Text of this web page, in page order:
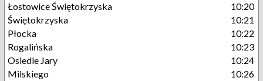
Łostowice Świętokrzyska
10:20
Świętokrzyska
10:21
Płocka
10:22
Rogalińska
10:23
Osiedle Jary
10:24
Milskiego
10:26